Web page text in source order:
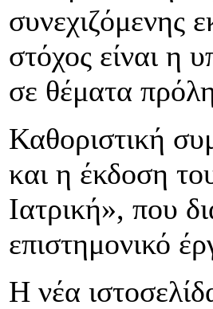
συνεχιζόμενης
στόχος είναι η
σε θέματα
Καθοριστική
και η έκδοση
Ιατρική», που
επιστημονικό
Η νέα